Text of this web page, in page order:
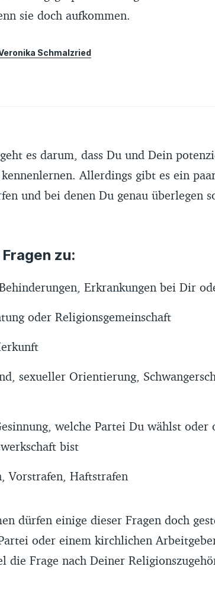
sie doch aufkommen.
Schmalzried
es darum, dass Du und Dein
Allerdings gibt es ein
und bei denen Du genau überlegen
zu:
Erkrankungen bei Dir
oder Religionsgemeinschaft
sexueller Orientierung,
welche Partei Du wählst
bist
Vorstrafen, Haftstrafen
dürfen einige dieser Fragen doch
oder einem kirchlichen
die Frage nach Deiner